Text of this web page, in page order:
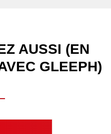
AUSSI (EN
GLEEPH)